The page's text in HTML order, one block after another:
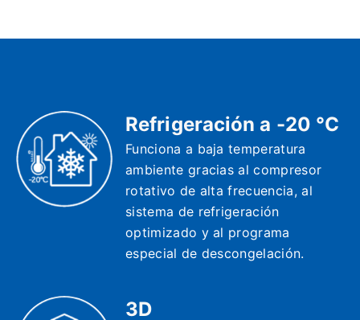
Refrigeración a -20 °C
Funciona a baja temperatura
ambiente gracias al compresor
rotativo de alta frecuencia, al
sistema de refrigeración
optimizado y al programa
especial de descongelación.
3D